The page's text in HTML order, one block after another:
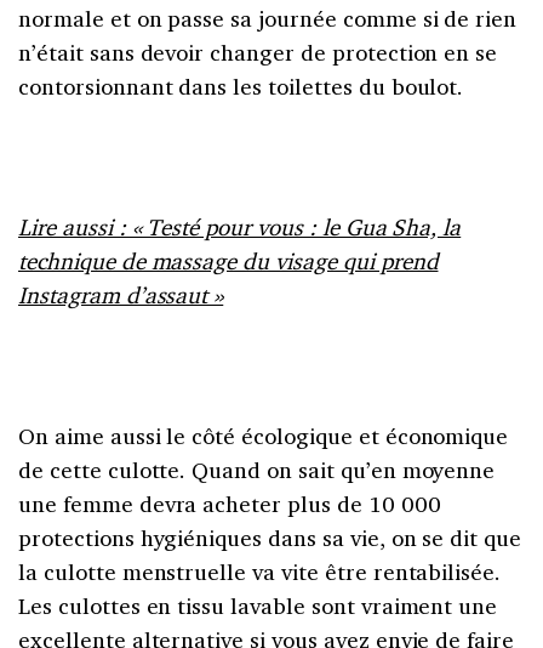
normale et on passe sa journée comme si de rien
n’était sans devoir changer de protection en se
contorsionnant dans les toilettes du boulot.
Lire aussi : « Testé pour vous : le Gua Sha, la
technique de massage du visage qui prend
Instagram d’assaut »
On aime aussi le côté écologique et économique
de cette culotte. Quand on sait qu’en moyenne
une femme devra acheter plus de 10 000
protections hygiéniques dans sa vie, on se dit que
la culotte menstruelle va vite être rentabilisée.
Les culottes en tissu lavable sont vraiment une
excellente alternative si vous avez envie de faire